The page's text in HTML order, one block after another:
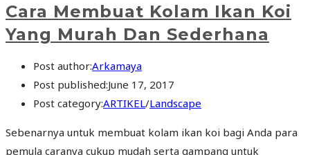
Cara Membuat Kolam Ikan Koi
Yang Murah Dan Sederhana
Post author:Arkamaya
Post published:June 17, 2017
Post category:ARTIKEL/Landscape
Sebenarnya untuk membuat kolam ikan koi bagi Anda para
pemula caranya cukup mudah serta gampang untuk